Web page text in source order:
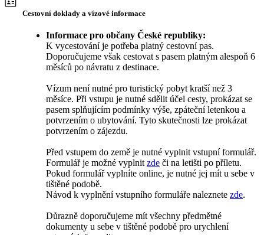
Cestovní doklady a vízové informace
Informace pro občany České republiky:
K vycestování je potřeba platný cestovní pas.
Doporučujeme však cestovat s pasem platným alespoň 6
měsíců po návratu z destinace.
Vízum není nutné pro turistický pobyt kratší než 3
měsíce. Při vstupu je nutné sdělit účel cesty, prokázat se
pasem splňujícím podmínky výše, zpáteční letenkou a
potvrzením o ubytování. Tyto skutečnosti lze prokázat
potvrzením o zájezdu.
Před vstupem do země je nutné vyplnit vstupní formulář.
Formulář je možné vyplnit zde či na letišti po příletu.
Pokud formulář vyplníte online, je nutné jej mít u sebe v
tištěné podobě.
Návod k vyplnění vstupního formuláře naleznete zde.
Důrazně doporučujeme mít všechny předmětné
dokumenty u sebe v tištěné podobě pro urychlení